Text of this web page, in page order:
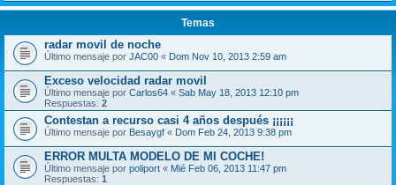
Temas
radar movil de noche
Último mensaje por JAC00 « Dom Nov 10, 2013 2:59 am
Exceso velocidad radar movil
Último mensaje por Carlos64 « Sab May 18, 2013 12:10 pm
Respuestas: 2
Contestan a recurso casi 4 años después ¡¡¡¡¡¡
Último mensaje por Besaygf « Dom Feb 24, 2013 9:38 pm
ERROR MULTA MODELO DE MI COCHE!
Último mensaje por poliport « Mié Feb 06, 2013 11:47 pm
Respuestas: 1